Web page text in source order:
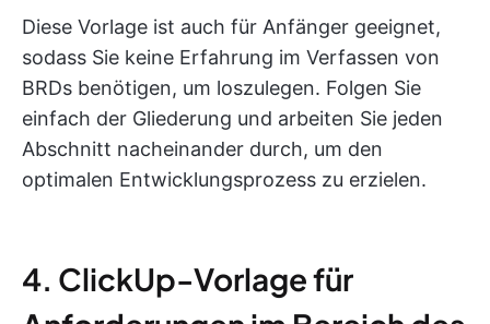
Diese Vorlage ist auch für Anfänger geeignet,
sodass Sie keine Erfahrung im Verfassen von
BRDs benötigen, um loszulegen. Folgen Sie
einfach der Gliederung und arbeiten Sie jeden
Abschnitt nacheinander durch, um den
optimalen Entwicklungsprozess zu erzielen.
4. ClickUp-Vorlage für